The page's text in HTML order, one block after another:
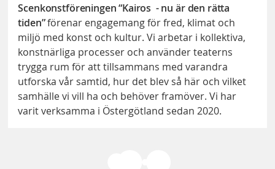
Scenkonstföreningen “Kairos - nu är den rätta
tiden”förenar engagemang för fred, klimat och
miljö med konst och kultur. Vi arbetar i kollektiva,
konstnärliga processer och använder teaterns
trygga rum för att tillsammans med varandra
utforska vår samtid, hur det blev så här och vilket
samhälle vi vill ha och behöver framöver. Vi har
varit verksamma i Östergötland sedan 2020.